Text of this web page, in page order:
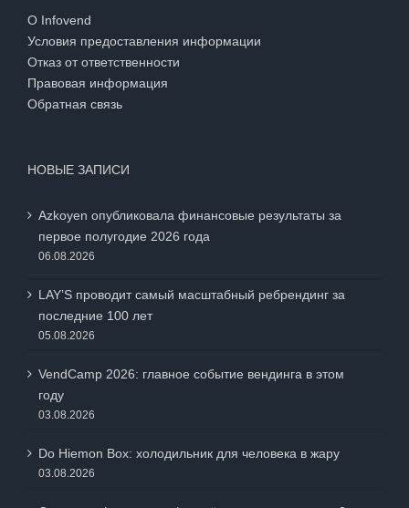
О Infovend
Условия предоставления информации
Отказ от ответственности
Правовая информация
Обратная связь
НОВЫЕ ЗАПИСИ
Azkoyen опубликовала финансовые результаты за
первое полугодие 2026 года
06.08.2026
LAY’S проводит самый масштабный ребрендинг за
последние 100 лет
05.08.2026
VendCamp 2026: главное событие вендинга в этом
году
03.08.2026
Do Hiemon Box: холодильник для человека в жару
03.08.2026